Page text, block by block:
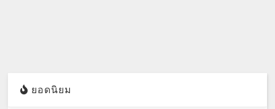
ยอดนิยม